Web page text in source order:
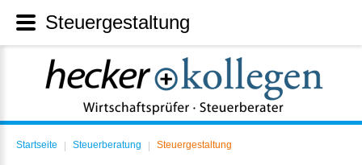
Startseite | Steuerberatung | Steuergestaltung
Steuergestaltung